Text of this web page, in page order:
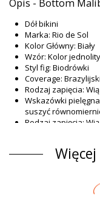
Opis - Bottom
Dół bikini
Marka: Rio de Sol
Kolor Główny: Biały
Wzór: Kolor jednolity
Styl fig: Biodrówki
Coverage:
Rodzaj zapięcia:
Wskazówki
suszyć
Rodzaj zapięcia:
Dół bikini Biały
Materiał: 84%
Podszewka: 84%